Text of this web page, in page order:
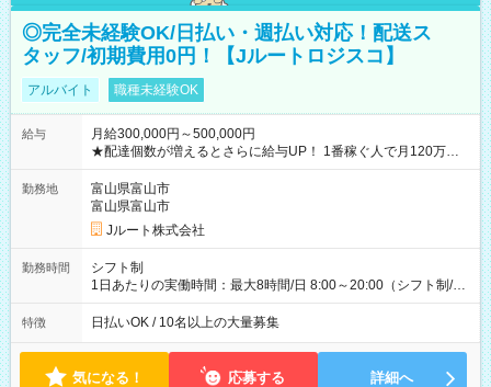
◎完全未経験OK/日払い・週払い対応！配送ス
タッフ/初期費用0円！【Jルートロジスコ】
アルバイト 職種未経験OK
給与
月給300,000円～500,000円
★配達個数が増えるとさらに給与UP！ 1番稼ぐ人で月120万ほ
ど！ ・主要都市エリア 月収55万円／週5日稼働 月収65万~112
万円／週6日稼働 ・地方郊外エリア 月収40万円／週5日稼働 月
収40万円~50万円／週6日稼働 ＜モデルイメージ＞ ■月収50万
円 (27歳男性/江東区在住)※元建築関係 1日150個配達×25日勤務
(日休み) ■月収80万円(43歳男性/墨田区在住)※元営業 1日200個
勤務地
富山県富山市
富山県富山市
Jルート株式会社
勤務時間
シフト制
1日あたりの実働時間：最大8時間/日 8:00～20:00（シフト制/実
働8時間） ※週5日勤務（場所次第では週4も有り） ※配達状況
によって時間外での勤務可能性有り ※案件により多少の前後あ
特徴 日払いOK / 10名以上の大量募集
気になる！ 応募する 詳細へ